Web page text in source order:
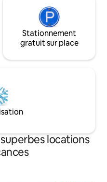
Stationnement
gratuit sur place
locations